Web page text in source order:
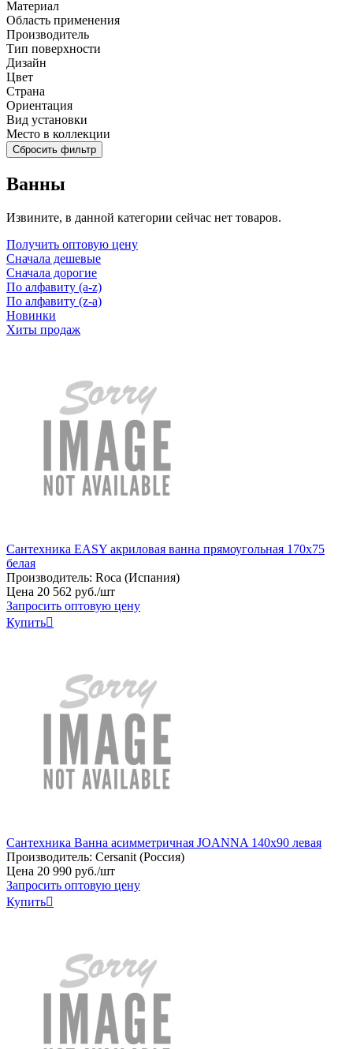
Материал
Область применения
Производитель
Тип поверхности
Дизайн
Цвет
Страна
Ориентация
Вид установки
Место в коллекции
Сбросить фильтр
Ванны
Извините, в данной категории сейчас нет товаров.
Получить оптовую цену
Сначала дешевые
Сначала дорогие
По алфавиту (a-z)
По алфавиту (z-a)
Новинки
Хиты продаж
Сантехника EASY акриловая ванна прямоугольная 170x75
белая
Производитель: Roca (Испания)
Цена 20 562 руб./шт
Запросить оптовую цену
Купить
Сантехника Ванна асимметричная JOANNA 140x90 левая
Производитель: Cersanit (Россия)
Цена 20 990 руб./шт
Запросить оптовую цену
Купить